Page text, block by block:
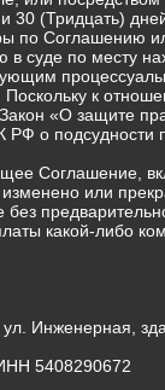
30 (Тридцать)
по Соглашению
в суде по месту
к
«О защите
РФ о подсудности
Соглашение,
или
какой-либо
Инженерная,
5408290672